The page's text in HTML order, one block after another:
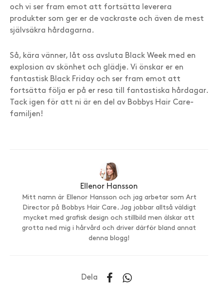
och vi ser fram emot att fortsätta leverera
produkter som ger er de vackraste och även de mest
självsäkra hårdagarna.
Så, kära vänner, låt oss avsluta Black Week med en
explosion av skönhet och glädje. Vi önskar er en
fantastisk Black Friday och ser fram emot att
fortsätta följa er på er resa till fantastiska hårdagar.
Tack igen för att ni är en del av Bobbys Hair Care-
familjen!
Ellenor Hansson
Mitt namn är Ellenor Hansson och jag arbetar som Art
Director på Bobbys Hair Care. Jag jobbar alltså väldigt
mycket med grafisk design och stillbild men älskar att
grotta ned mig i hårvård och driver därför bland annat
denna blogg!
Dela